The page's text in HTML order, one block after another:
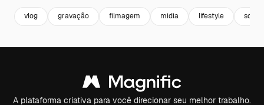
vlog gravação filmagem midia lifestyle
A plataforma criativa para você direcionar seu melhor trabalho.